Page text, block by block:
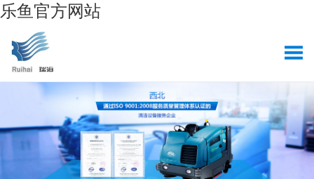
乐鱼官方网站